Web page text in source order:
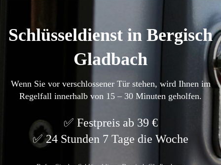
Schlüsseldienst in Bergisch
Gladbach
Wenn Sie vor verschlossener Tür stehen, wird Ihnen im
Regelfall innerhalb von 15 – 30 Minuten geholfen.
Festpreis ab 39 €
24 Stunden 7 Tage die Woche